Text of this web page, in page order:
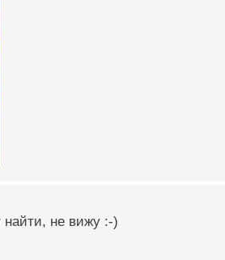
найти, не вижу :-)